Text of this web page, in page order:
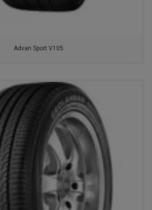
Advan Sport V105